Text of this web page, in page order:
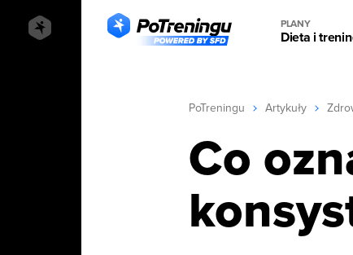
PLANY
Dieta i
PoTreningu Artykuły
Co